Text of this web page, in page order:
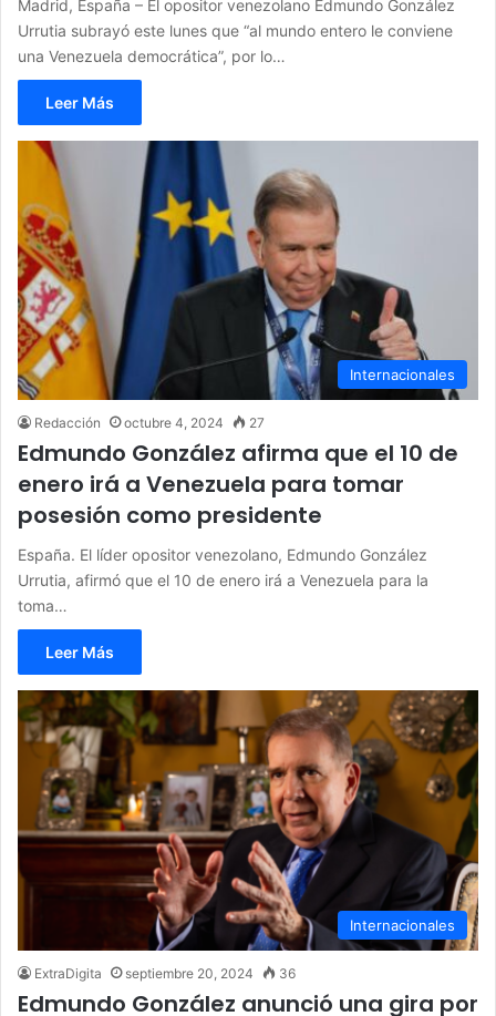
Madrid, España – El opositor venezolano Edmundo González
Urrutia subrayó este lunes que “al mundo entero le conviene
una Venezuela democrática”, por lo…
Leer Más
Internacionales
Redacción octubre 4, 2024 27
Edmundo González afirma que el 10 de
enero irá a Venezuela para tomar
posesión como presidente
España. El líder opositor venezolano, Edmundo González
Urrutia, afirmó que el 10 de enero irá a Venezuela para la
toma…
Leer Más
Internacionales
ExtraDigita septiembre 20, 2024 36
Edmundo González anunció una gira por